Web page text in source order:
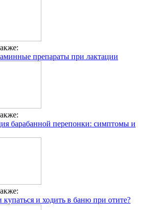
препараты при лактации
барабанной перепонки: симптомы и
и ходить в баню при отите?